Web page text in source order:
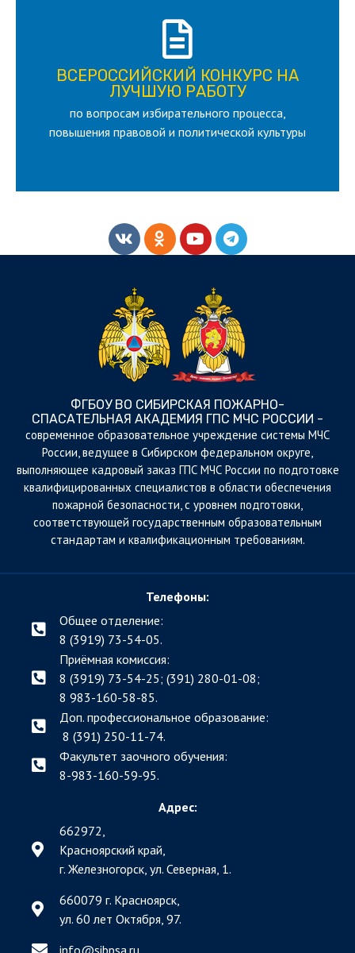
ВСЕРОССИЙСКИЙ КОНКУРС НА
ЛУЧШУЮ РАБОТУ
по вопросам избирательного процесса,
повышения правовой и политической культуры
ВСЕРОССИЙСКИЙ КОНКУРС НА
ЛУЧШУЮ РАБОТУ
для лица старше 18 и моложе 35 лет
ПОДРОБНЕЕ
ФГБОУ ВО СИБИРСКАЯ ПОЖАРНО-
СПАСАТЕЛЬНАЯ АКАДЕМИЯ ГПС МЧС РОССИИ -
cовременное образовательное учреждение системы МЧС
России, ведущее в Сибирском федеральном округе,
выполняющее кадровый заказ ГПС МЧС России по подготовке
квалифицированных специалистов в области обеспечения
пожарной безопасности, с уровнем подготовки,
соответствующей государственным образовательным
стандартам и квалификационным требованиям.
Телефоны:
Общее отделение:
8 (3919) 73-54-05.
Приёмная комиссия:
8 (3919) 73-54-25; (391) 280-01-08;
8 983-160-58-85.
Доп. профессиональное образование:
8 (391) 250-11-74.
Факультет заочного обучения:
8-983-160-59-95.
Адрес:
662972,
Красноярский край,
г. Железногорск, ул. Северная, 1.
660079 г. Красноярск,
ул. 60 лет Октября, 97.
info@sibpsa.ru